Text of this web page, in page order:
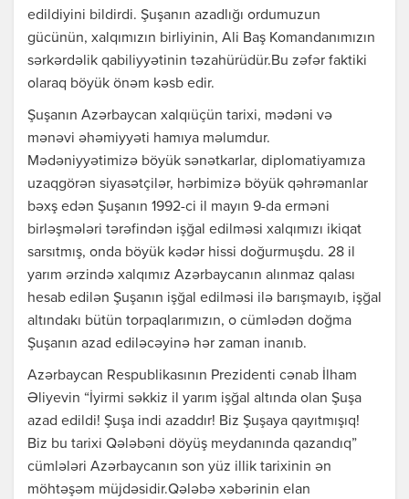
edildiyini bildirdi. Şuşanın azadlığı ordumuzun
gücünün, xalqımızın birliyinin, Ali Baş Komandanımızın
sərkərdəlik qabiliyyətinin təzahürüdür.Bu zəfər faktiki
olaraq böyük önəm kəsb edir.
Şuşanın Azərbaycan xalqıüçün tarixi, mədəni və
mənəvi əhəmiyyəti hamıya məlumdur.
Mədəniyyətimizə böyük sənətkarlar, diplomatiyamıza
uzaqgörən siyasətçilər, hərbimizə böyük qəhrəmanlar
bəxş edən Şuşanın 1992-ci il mayın 9-da erməni
birləşmələri tərəfindən işğal edilməsi xalqımızı ikiqat
sarsıtmış, onda böyük kədər hissi doğurmuşdu. 28 il
yarım ərzində xalqımız Azərbaycanın alınmaz qalası
hesab edilən Şuşanın işğal edilməsi ilə barışmayıb, işğal
altındakı bütün torpaqlarımızın, o cümlədən doğma
Şuşanın azad ediləcəyinə hər zaman inanıb.
Azərbaycan Respublikasının Prezidenti cənab İlham
Əliyevin “İyirmi səkkiz il yarım işğal altında olan Şuşa
azad edildi! Şuşa indi azaddır! Biz Şuşaya qayıtmışıq!
Biz bu tarixi Qələbəni döyüş meydanında qazandıq”
cümlələri Azərbaycanın son yüz illik tarixinin ən
möhtəşəm müjdəsidir.Qələbə xəbərinin elan